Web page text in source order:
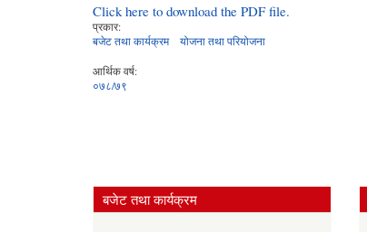
Click here to download the PDF file.
प्रकार:
बजेट तथा कार्यक्रम
योजना तथा परियोजना
आर्थिक वर्ष:
०७८/७९
बजेट तथा कार्यक्रम